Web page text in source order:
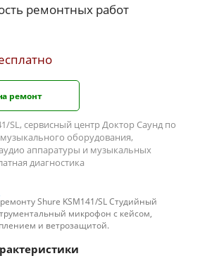
ремонтных работ
ремонт
SL, сервисный центр Доктор Саунд по
оборудования,
аппаратуры и музыкальных
диагностика
Shure KSM141/SL Студийный
микрофон с кейсом,
и ветрозащитой.